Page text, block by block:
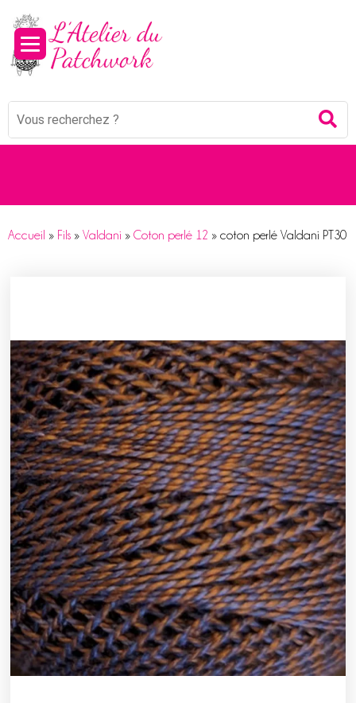
Mots
Accueil » Fils » Valdani » Coton perlé 12 » coton perlé Valdani PT30
Panneau de gestion des cookies